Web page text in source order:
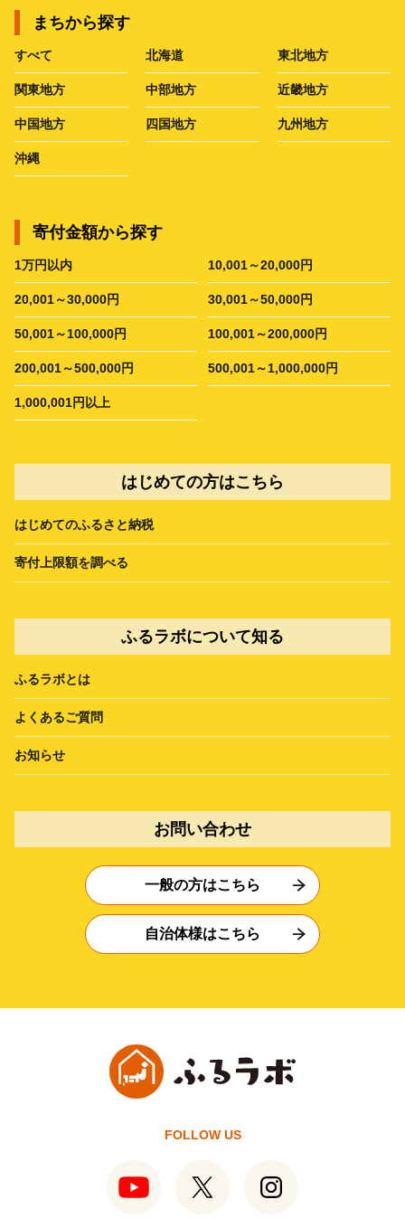
まちから探す
すべて 北海道 東北地方
関東地方 中部地方 近畿地方
中国地方 四国地方 九州地方
沖縄
寄付金額から探す
1万円以内 10,001～20,000円
20,001～30,000円 30,001～50,000円
50,001～100,000円 100,001～200,000円
200,001～500,000円 500,001～1,000,000円
1,000,001円以上
はじめての方はこちら
はじめてのふるさと納税
寄付上限額を調べる
ふるラボについて知る
ふるラボとは
よくあるご質問
お知らせ
お問い合わせ
一般の方はこちら
自治体様はこちら
FOLLOW US